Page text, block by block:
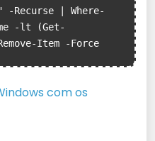
-Recurse | Where-
-lt (Get-
com os